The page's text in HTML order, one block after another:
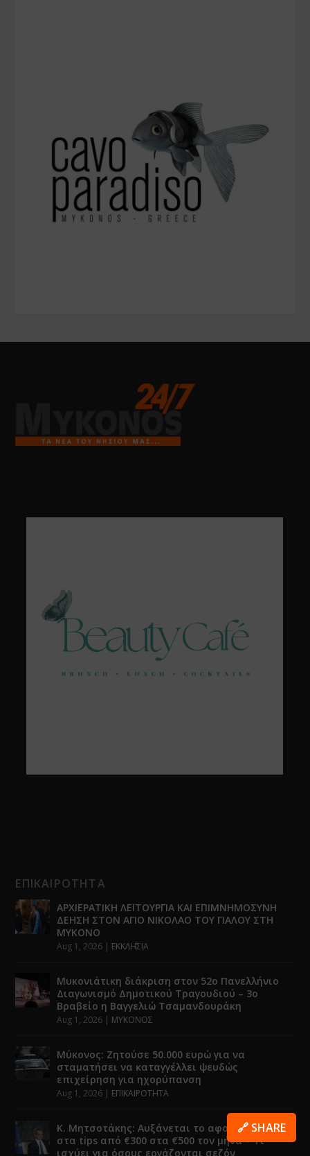
ΕΠΙΚΑΙΡΟΤΗΤΑ
ΑΡΧΙΕΡΑΤΙΚΗ ΛΕΙΤΟΥΡΓΙΑ ΚΑΙ ΕΠΙΜΝΗΜΟΣΥΝΗ
ΔΕΗΣΗ ΣΤΟΝ ΑΓΙΟ ΝΙΚΟΛΑΟ ΤΟΥ ΓΙΑΛΟΥ ΣΤΗ
ΜΥΚΟΝΟ
Aug 1, 2026 | ΕΚΚΛΗΣΙΑ
Μυκονιάτικη διάκριση στον 52ο Πανελλήνιο
Διαγωνισμό Δημοτικού Τραγουδιού – 3ο
Βραβείο η Βαγγελιώ Τσαμανδουράκη
Aug 1, 2026 | ΜΥΚΟΝΟΣ
Μύκονος: Ζητούσε 50.000 ευρώ για να
σταματήσει να καταγγέλλει ψευδώς
επιχείρηση για ηχορύπανση
Aug 1, 2026 | ΕΠΙΚΑΙΡΟΤΗΤΑ
Κ. Μητσοτάκης: Αυξάνεται το αφορολόγητο
στα tips από €300 στα €500 τον μήνα – Τι
ισχύει για όσους εργάζονται σεζόν
🔗 SHARE